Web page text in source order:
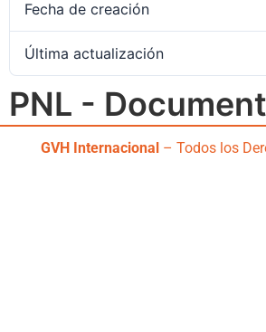
Fecha de creación
Última actualización
PNL -
GVH Internacional – Todos los